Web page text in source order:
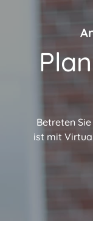
Betreten
ist mit